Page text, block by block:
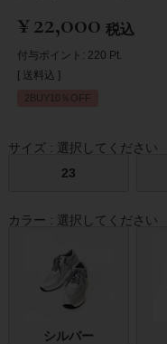
¥22,000 税込
付与ポイント: 220 Pt.
送料込
2BUY10％OFF
サイズ
選択してください
23
カラー 選択してください
シルバー